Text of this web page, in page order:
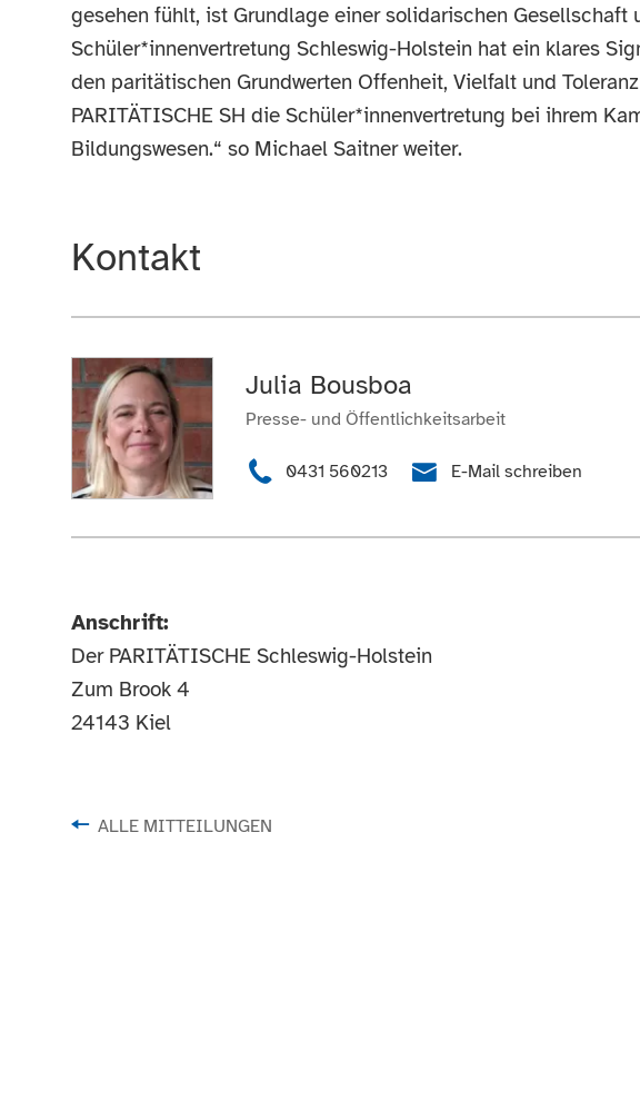
gesehen fühlt, ist Grundlage einer solidarischen Gesellschaft
Schüler*innenvertretung Schleswig-Holstein hat ein klares
den paritätischen Grundwerten Offenheit, Vielfalt und
PARITÄTISCHE SH die Schüler*innenvertretung bei ihrem
Bildungswesen.“ so Michael Saitner weiter.
Kontakt
Julia Bousboa
Presse- und Öffentlichkeitsarbeit
0431 560213 E-Mail schreiben
Anschrift:
Der PARITÄTISCHE Schleswig-Holstein
Zum Brook 4
24143 Kiel
ALLE MITTEILUNGEN